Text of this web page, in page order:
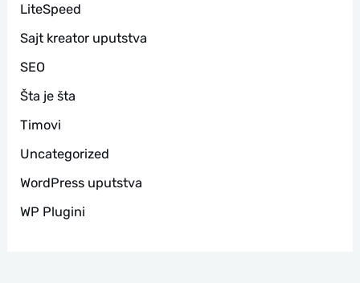
LiteSpeed
Sajt kreator uputstva
SEO
Šta je šta
Timovi
Uncategorized
WordPress uputstva
WP Plugini